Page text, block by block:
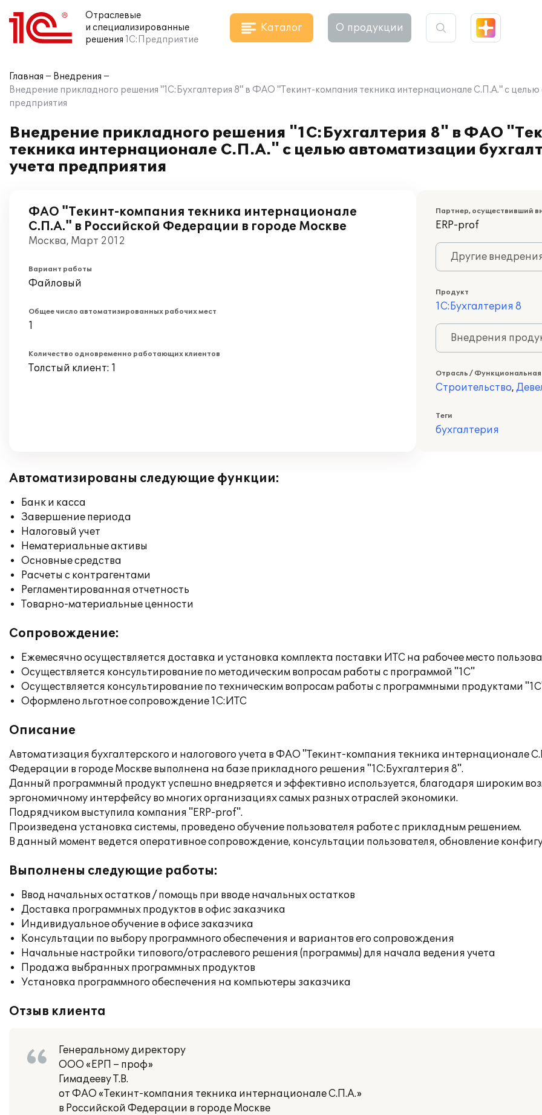
Отраслевые
и специализированные
решения 1С:Предприятие
Каталог О продукции
Главная
Внедрения
Внедрение прикладного решения "1С:Бухгалтерия 8" в ФАО "Текинт-компания текника интернационале С.П.А." с целью
предприятия
Внедрение прикладного решения "1С:Бухгалтерия 8" в ФАО
текника интернационале С.П.А." с целью автоматизации
учета предприятия
ФАО "Текинт-компания текника интернационале
С.П.А." в Российской Федерации в городе Москве
Москва, Март 2012
Вариант работы
Файловый
Общее число автоматизированных рабочих мест
1
Количество одновременно работающих клиентов
Толстый клиент: 1
Партнер, осуществивший
ERP-prof
Другие
Продукт
1С:Бухгалтерия 8
Внедрения
Отрасль / Функциональная
Строительство,
Теги
бухгалтерия
Автоматизированы следующие функции:
Банк и касса
Завершение периода
Налоговый учет
Нематериальные активы
Основные средства
Расчеты с контрагентами
Регламентированная отчетность
Товарно-материальные ценности
Сопровождение:
Ежемесячно осуществляется доставка и установка комплекта поставки ИТС на рабочее место
Осуществляется консультирование по методическим вопросам работы с программой "1С"
Осуществляется консультирование по техническим вопросам работы с программными продуктами
Оформлено льготное сопровождение 1С:ИТС
Описание
Автоматизация бухгалтерского и налогового учета в ФАО "Текинт-компания текника интернационале
Федерации в городе Москве выполнена на базе прикладного решения "1С:Бухгалтерия 8".
Данный программный продукт успешно внедряется и эффективно используется, благодаря широким
эргономичному интерфейсу во многих организациях самых разных отраслей экономики.
Подрядчиком выступила компания "ERP-prof".
Произведена установка системы, проведено обучение пользователя работе с прикладным решением.
В данный момент ведется оперативное сопровождение, консультации пользователя, обновление
Выполнены следующие работы:
Ввод начальных остатков / помощь при вводе начальных остатков
Доставка программных продуктов в офис заказчика
Индивидуальное обучение в офисе заказчика
Консультации по выбору программного обеспечения и вариантов его сопровождения
Начальные настройки типового/отраслевого решения (программы) для начала ведения учета
Продажа выбранных программных продуктов
Установка программного обеспечения на компьютеры заказчика
Отзыв клиента
Генеральному директору
ООО «ЕРП – проф»
Гимадееву Т.В.
от ФАО «Текинт-компания текника интернационале С.П.А.»
в Российской Федерации в городе Москве